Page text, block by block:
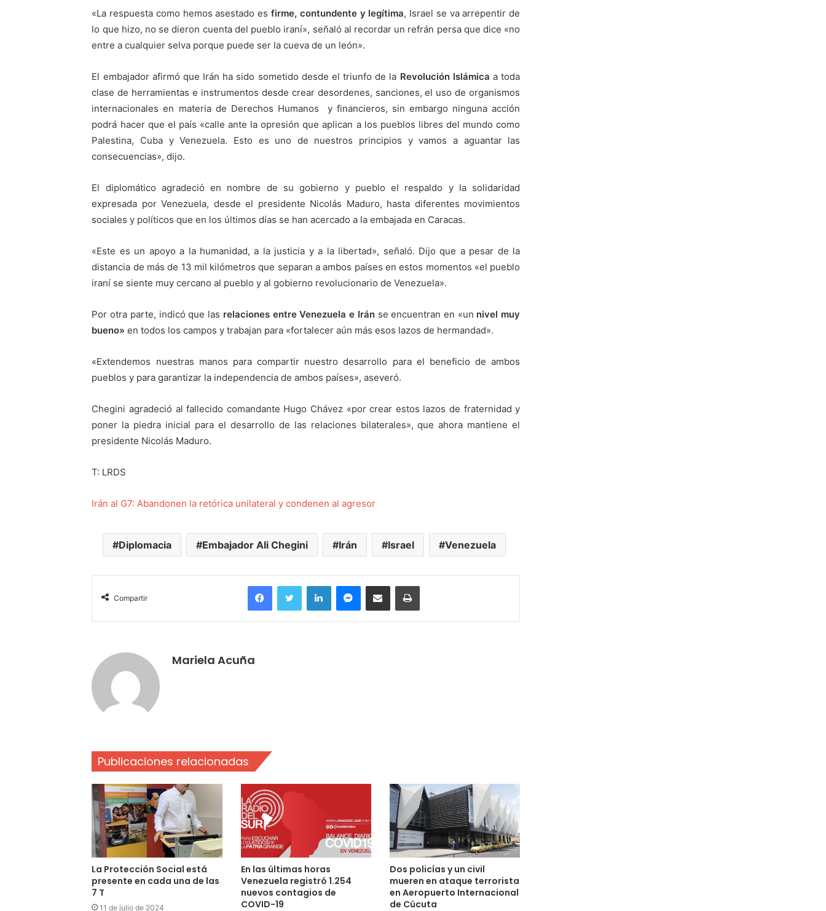
«La respuesta como hemos asestado esfirme, contundente y legítima, Israel se va arrepentir de
lo que hizo, no se dieron cuenta del pueblo iraní», señaló al recordar un refrán persa que dice «no
entre a cualquier selva porque puede ser la cueva de un león».
El embajador afirmó que Irán ha sido sometido desde el triunfo de la Revolución Islámica a toda
clase de herramientas e instrumentos desde crear desordenes, sanciones, el uso de organismos
internacionales en materia de Derechos Humanos y financieros, sin embargo ninguna acción
podrá hacer que el país «calle ante la opresión que aplican a los pueblos libres del mundo como
Palestina, Cuba y Venezuela. Esto es uno de nuestros principios y vamos a aguantar las
consecuencias», dijo.
El diplomático agradeció en nombre de su gobierno y pueblo el respaldo y la solidaridad
expresada por Venezuela, desde el presidente Nicolás Maduro, hasta diferentes movimientos
sociales y políticos que en los últimos días se han acercado a la embajada en Caracas.
«Este es un apoyo a la humanidad, a la justicia y a la libertad», señaló. Dijo que a pesar de la
distancia de más de 13 mil kilómetros que separan a ambos países en estos momentos «el pueblo
iraní se siente muy cercano al pueblo y al gobierno revolucionario de Venezuela».
Por otra parte, indicó que las relaciones entre Venezuela e Iránse encuentran en «un nivel muy
bueno» en todos los campos y trabajan para «fortalecer aún más esos lazos de hermandad».
«Extendemos nuestras manos para compartir nuestro desarrollo para el beneficio de ambos
pueblos y para garantizar la independencia de ambos países», aseveró.
Chegini agradeció al fallecido comandante Hugo Chávez «por crear estos lazos de fraternidad y
poner la piedra inicial para el desarrollo de las relaciones bilaterales», que ahora mantiene el
presidente Nicolás Maduro.
T: LRDS
Irán al G7: Abandonen la retórica unilateral y condenen al agresor
Diplomacia Embajador Ali Chegini Irán Israel Venezuela
Compartir
FacebookTwitter LinkedInMessengerCompartir por correo electrónicoImprimir
Mariela Acuña
Publicaciones relacionadas
La Protección Social está
presente en cada una de las
7 T
11 de julio de 2024
En las últimas horas
Venezuela registró 1.254
nuevos contagios de
COVID-19
Dos policías y un civil
mueren en ataque terrorista
en Aeropuerto Internacional
de Cúcuta